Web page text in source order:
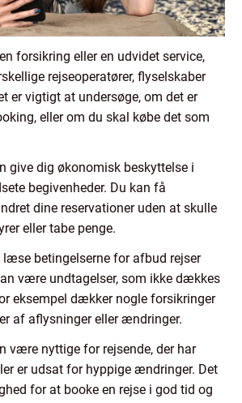
forsikring eller en udvidet service,
rejseoperatører, flyselskaber
er vigtigt at undersøge, om det er
eller om du skal købe det som
give dig økonomisk beskyttelse i
begivenheder. Du kan få
dine reservationer uden at skulle
eller tabe penge.
betingelserne for afbud rejser
være undtagelser, som ikke dækkes
eksempel dækker nogle forsikringer
af aflysninger eller ændringer.
være nyttige for rejsende, der har
er udsat for hyppige ændringer. Det
for at booke en rejse i god tid og